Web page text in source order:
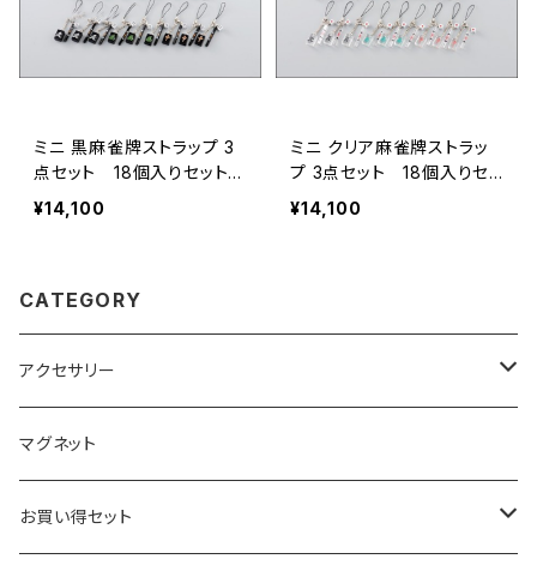
ミニ 黒麻雀牌ストラップ 3
点セット 18個入りセット
【コード：JA-6249 】
¥14,100
ミニ クリア麻雀牌ストラッ
プ 3点セット 18個入りセッ
ト 【コード：JA-6250】
¥14,100
CATEGORY
アクセサリー
キーホルダー
ベーシック
ストラップ
マグネット
お買い得セット